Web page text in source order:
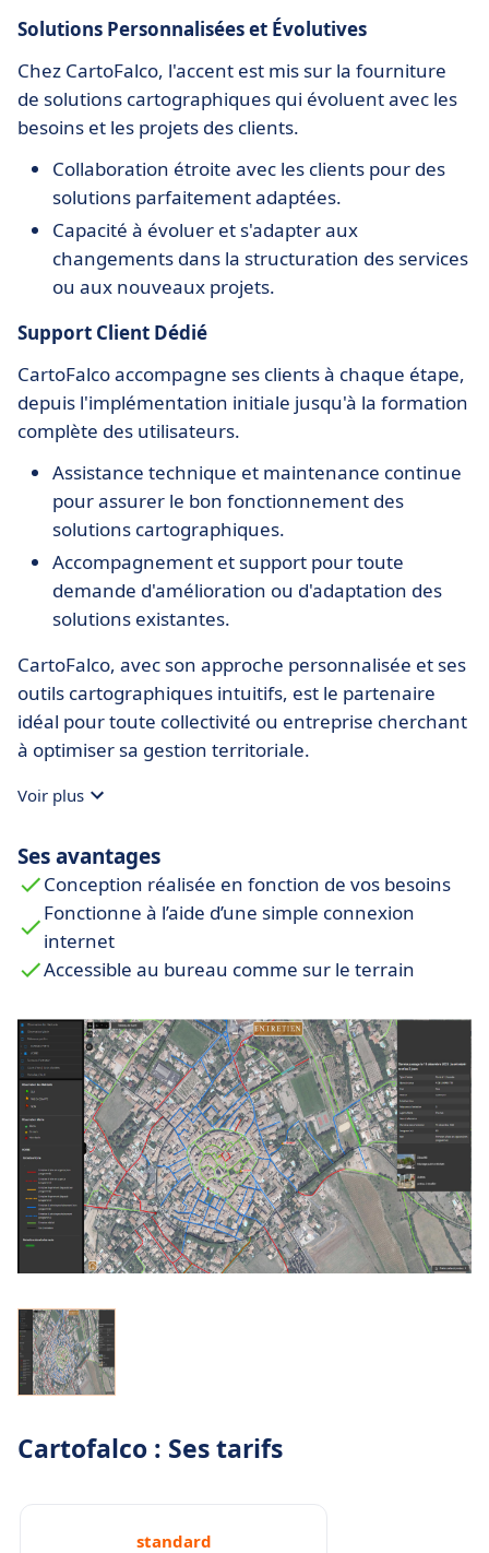
Solutions Personnalisées et Évolutives
Chez CartoFalco, l'accent est mis sur la fourniture
de solutions cartographiques qui évoluent avec les
besoins et les projets des clients.
Collaboration étroite avec les clients pour des
solutions parfaitement adaptées.
Capacité à évoluer et s'adapter aux
changements dans la structuration des services
ou aux nouveaux projets.
Support Client Dédié
CartoFalco accompagne ses clients à chaque étape,
depuis l'implémentation initiale jusqu'à la formation
complète des utilisateurs.
Assistance technique et maintenance continue
pour assurer le bon fonctionnement des
solutions cartographiques.
Accompagnement et support pour toute
demande d'amélioration ou d'adaptation des
solutions existantes.
CartoFalco, avec son approche personnalisée et ses
outils cartographiques intuitifs, est le partenaire
idéal pour toute collectivité ou entreprise cherchant
à optimiser sa gestion territoriale.
Voir plus
Ses avantages
Conception réalisée en fonction de vos besoins
Fonctionne à l’aide d’une simple connexion
internet
Accessible au bureau comme sur le terrain
Cartofalco : Ses tarifs
standard